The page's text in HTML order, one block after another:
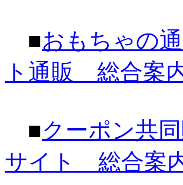
■おもちゃの
ト通販 総合案
■クーポン共
サイト 総合案